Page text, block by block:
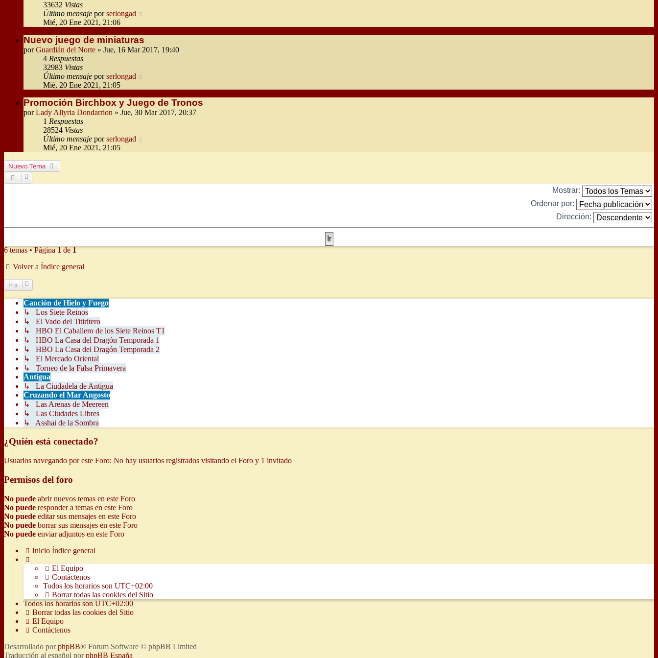
33632 Vistas
Último mensaje porserlongad
Mié, 20 Ene 2021, 21:06
Nuevo juego de miniaturas
porGuardián del Norte » Jue, 16 Mar 2017, 19:40
4 Respuestas
32983 Vistas
Último mensaje porserlongad
Mié, 20 Ene 2021, 21:05
Promoción Birchbox y Juego de Tronos
porLady Allyria Dondarrion » Jue, 30 Mar 2017, 20:37
1 Respuestas
28524 Vistas
Último mensaje porserlongad
Mié, 20 Ene 2021, 21:05
Nuevo Tema
Mostrar:
Ordenar por:
Dirección:
6 temas • Página1de1
Volver a Índice general
Ir a
Canción de Hielo y Fuego
↳ Los Siete Reinos
↳ El Vado del Titiritero
↳ HBO El Caballero de los Siete Reinos T1
↳ HBO La Casa del Dragón Temporada 1
↳ HBO La Casa del Dragón Temporada 2
↳ El Mercado Oriental
↳ Torneo de la Falsa Primavera
Antigua
↳ La Ciudadela de Antigua
Cruzando el Mar Angosto
↳ Las Arenas de Meereen
↳ Las Ciudades Libres
↳ Asshai de la Sombra
¿Quién está conectado?
Usuarios navegando por este Foro: No hay usuarios registrados visitando el Foro y 1 invitado
Permisos del foro
No puede abrir nuevos temas en este Foro
No puede responder a temas en este Foro
No puede editar sus mensajes en este Foro
No puede borrar sus mensajes en este Foro
No puede enviar adjuntos en este Foro
Inicio Índice general
El Equipo
Contáctenos
Todos los horarios son UTC+02:00
Borrar todas las cookies del Sitio
Todos los horarios sonUTC+02:00
Borrar todas las cookies del Sitio
El Equipo
Contáctenos
Desarrollado porphpBB® Forum Software © phpBB Limited
Traducción al español porphpBB España